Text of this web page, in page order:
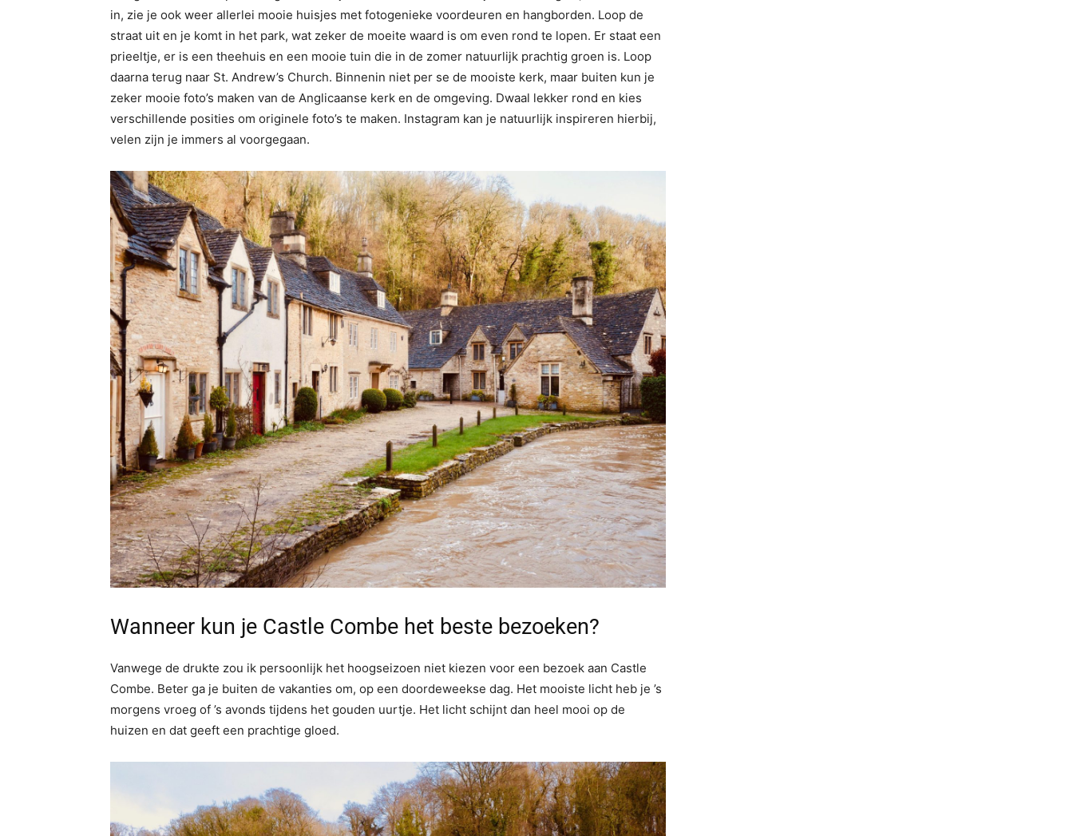
in, zie je ook weer allerlei mooie huisjes met fotogenieke voordeuren en hangborden. Loop de
straat uit en je komt in het park, wat zeker de moeite waard is om even rond te lopen. Er staat een
prieeltje, er is een theehuis en een mooie tuin die in de zomer natuurlijk prachtig groen is. Loop
daarna terug naar St. Andrew’s Church. Binnenin niet per se de mooiste kerk, maar buiten kun je
zeker mooie foto’s maken van de Anglicaanse kerk en de omgeving. Dwaal lekker rond en kies
verschillende posities om originele foto’s te maken. Instagram kan je natuurlijk inspireren hierbij,
velen zijn je immers al voorgegaan.
Wanneer kun je Castle Combe het beste bezoeken?
Vanwege de drukte zou ik persoonlijk het hoogseizoen niet kiezen voor een bezoek aan Castle
Combe. Beter ga je buiten de vakanties om, op een doordeweekse dag. Het mooiste licht heb je ’s
morgens vroeg of ’s avonds tijdens het gouden uurtje. Het licht schijnt dan heel mooi op de
huizen en dat geeft een prachtige gloed.